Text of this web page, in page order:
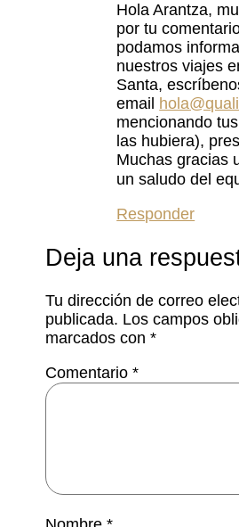
Hola Arantza,
por tu
podamos
nuestros viajes
Santa,
email
mencionando
las hubiera),
Muchas gracias
un saludo del
Responder
Deja una
Tu dirección de correo
publicada. Los campos
marcados con*
Comentario*